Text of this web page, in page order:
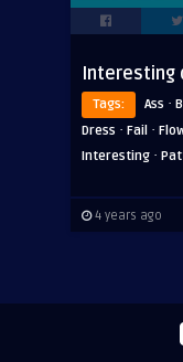
Interesting
Tags: Ass ·
Dress · Fail ·
Interesting ·
4 years ago